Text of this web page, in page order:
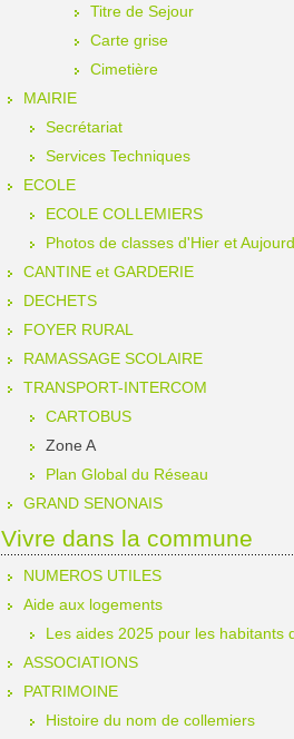
Titre de Sejour
Carte grise
Cimetière
MAIRIE
Secrétariat
Services Techniques
ECOLE
ECOLE COLLEMIERS
Photos de classes d'Hier et
CANTINE et GARDERIE
DECHETS
FOYER RURAL
RAMASSAGE SCOLAIRE
TRANSPORT-INTERCOM
CARTOBUS
Zone A
Plan Global du Réseau
GRAND SENONAIS
Vivre dans la commune
NUMEROS UTILES
Aide aux logements
Les aides 2025 pour les habitants
ASSOCIATIONS
PATRIMOINE
Histoire du nom de collemiers